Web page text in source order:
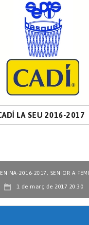
LA SEU 2016-2017
2016-2017, SENIOR A
1 de març de 2017 20:30